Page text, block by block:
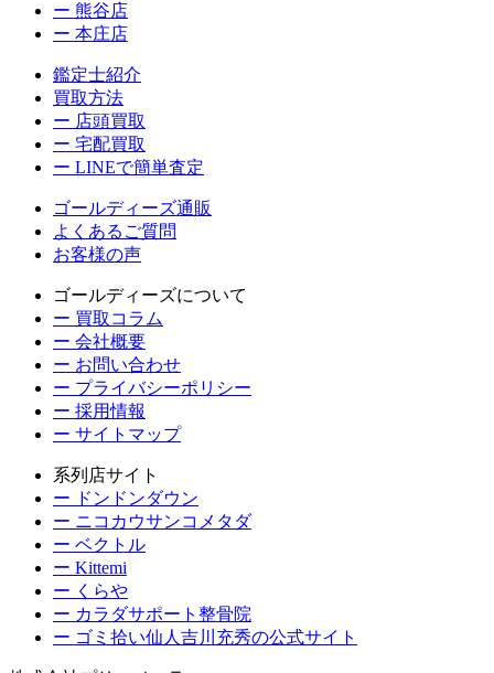
ー 熊谷店
ー 本庄店
鑑定士紹介
買取方法
ー 店頭買取
ー 宅配買取
ー LINEで簡単査定
ゴールディーズ通販
よくあるご質問
お客様の声
ゴールディーズについて
ー 買取コラム
ー 会社概要
ー お問い合わせ
ー プライバシーポリシー
ー 採用情報
ー サイトマップ
系列店サイト
ー ドンドンダウン
ー ニコカウサンコメタダ
ー ベクトル
ー Kittemi
ー くらや
ー カラダサポート整骨院
ー ゴミ拾い仙人吉川充秀の公式サイト